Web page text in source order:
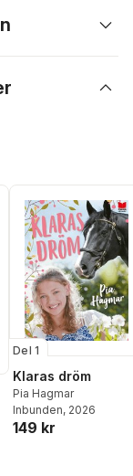
Del 1
Klaras dröm
Pia Hagmar
Inbunden, 2026
149 kr